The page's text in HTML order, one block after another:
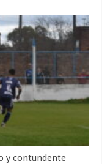
y contundente